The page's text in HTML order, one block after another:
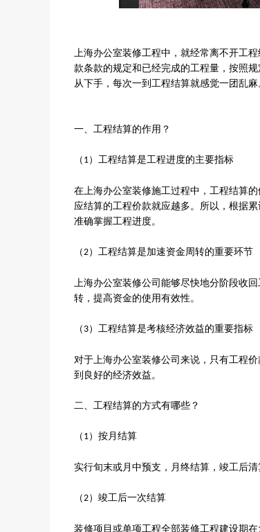
上海办公室装修工程中，就经常离不开工
款条款的规定和已经完成的工程量，按照
从下手，每次一到工程结算就感觉一团乱麻
一、工程结算的作用？
（ 1）工程结算是工程进度的主要指标
在上海办公室装修施工过程中，工程结算
应结算的工程价款就应越多。所以，根据
准确掌握工程进度。
（2）工程结算是加速资金周转的重要环节
上海办公室装修公司 能够尽快地分阶段收
转，提高资金的使用有效性。
（ 3）工程结算是考核经济效益的重要指标
对于上海办公室装修公司 来说，只有工程
到良好的经济效益。
二、工程结算的方式有哪些？
（ 1）按月结算
实行旬末或月中预支，月终结算，竣工后
（2）竣工后一次结算
装修项目或单项工程全部装修工程建设期在